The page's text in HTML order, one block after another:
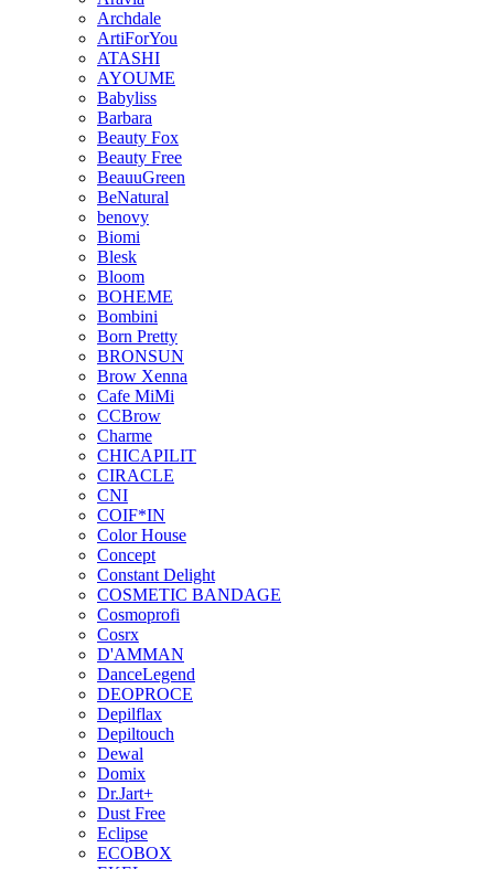
Archdale
ArtiForYou
ATASHI
AYOUME
Babyliss
Barbara
Beauty Fox
Beauty Free
BeauuGreen
BeNatural
benovy
Biomi
Blesk
Bloom
BOHEME
Bombini
Born Pretty
BRONSUN
Brow Xenna
Cafe MiMi
CCBrow
Charme
CHICAPILIT
CIRACLE
CNI
COIF*IN
Color House
Concept
Constant Delight
COSMETIC BANDAGE
Cosmoprofi
Cosrx
D'AMMAN
DanceLegend
DEOPROCE
Depilflax
Depiltouch
Dewal
Domix
Dr.Jart+
Dust Free
Eclipse
ECOBOX